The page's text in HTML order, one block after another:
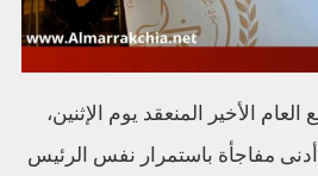
الأخير المنعقد يوم الإثنين،
مفاجأة باستمرار نفس الرئيس